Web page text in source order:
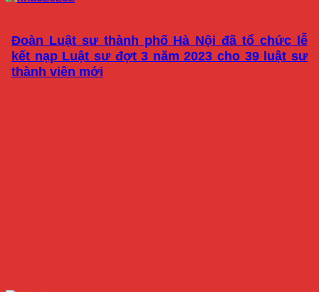
Đoàn Luật sư thành phố Hà Nội đã tổ chức lễ
kết nạp Luật sư đợt 3 năm 2023 cho 39 luật sư
thành viên mới